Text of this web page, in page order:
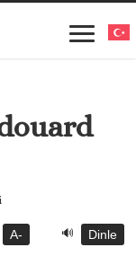
A- 🔊 Dinle